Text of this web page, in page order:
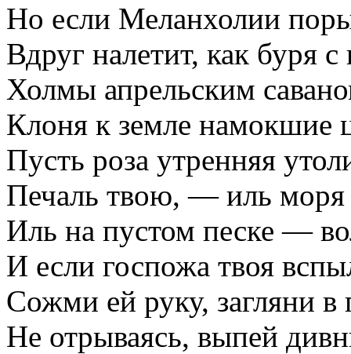
Но если Меланхолии
Вдруг налетит, как буря
Холмы апрельским
Клоня к земле намокшие
Пусть роза утренняя
Печаль твою, — иль моря
Иль на пустом песке —
И если госпожа твоя
Сожми ей руку, загляни в
Не отрываясь, выпей